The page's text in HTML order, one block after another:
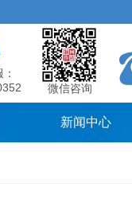
微信咨询
新闻中心